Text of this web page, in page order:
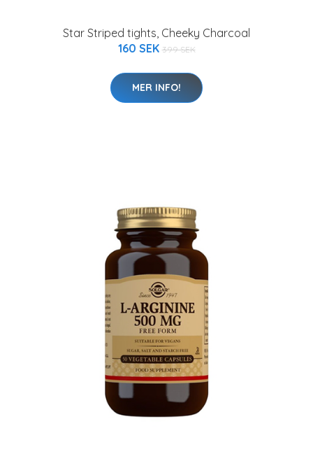
Star Striped tights, Cheeky Charcoal
160 SEK 399 SEK
MER INFO!